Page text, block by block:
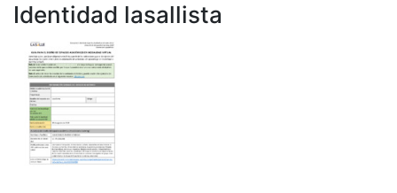
Identidad lasallista